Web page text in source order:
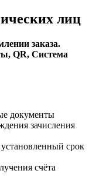
лиц
заказа.
QR, Система
документы
зачисления
срок
счёта